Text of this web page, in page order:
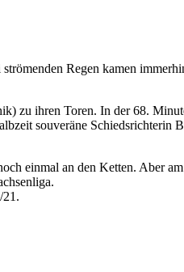
Regen kamen
zu ihren Toren. In der 68.
souveräne Schiedsrichterin
einmal an den Ketten. Aber
21.